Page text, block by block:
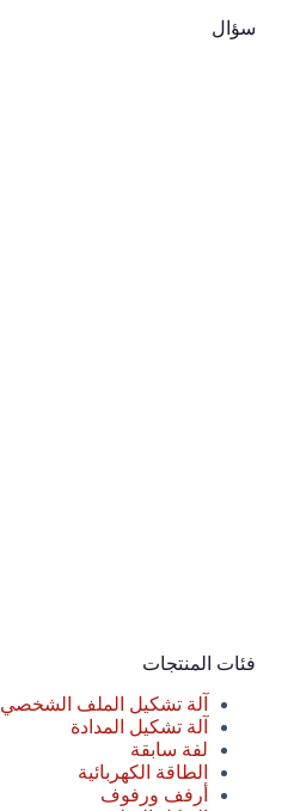
سؤال
فئات المنتجات
آلة تشكيل الملف الشخصي
آلة تشكيل المدادة
لفة سابقة
الطاقة الكهربائية
أرفف ورفوف